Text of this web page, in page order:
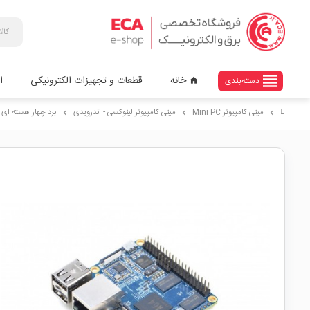
view_headline دسته‌بندی home خانه قطعات و تجهیزات الکترونیکی
chevron_right مینی کامپیوتر Mini PC chevron_right مینی کامپیوتر لینوکسی - اندرویدی chevron_right برد چهار هسته ای NanoPi A64